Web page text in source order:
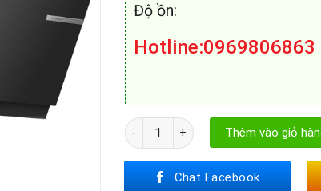
Độ
Hotline:0969806863
Máy Hút Mùi Bosch DWK98JQ60 số
Thêm vào giỏ
Chat Facebook